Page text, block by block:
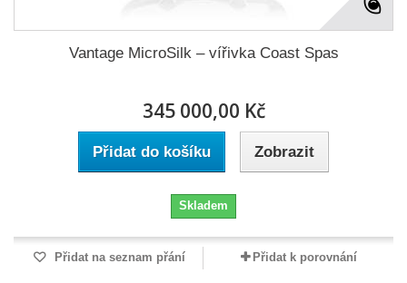
Vantage MicroSilk – vířivka Coast Spas
345 000,00 Kč
Přidat do košíku Zobrazit
Skladem
Přidat na seznam přání Přidat k porovnání